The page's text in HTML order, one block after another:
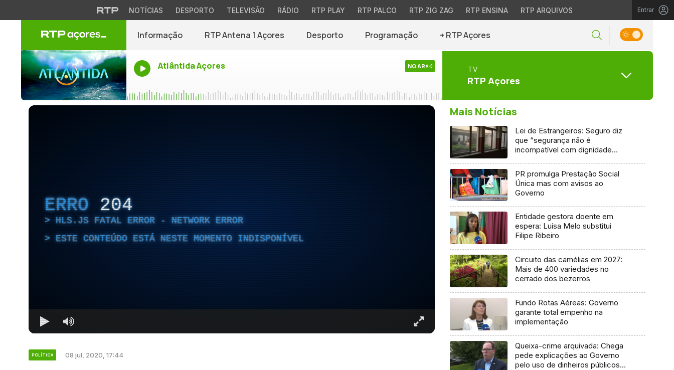
NOTÍCIAS DESPORTO TELEVISÃO RÁDIO RTP PLAY RTP PALCO RTP ZIG ZAG RTP ENSINA RTP ARQUIVOS Entrar
Informação RTP Antena 1 Açores Desporto Programação + RTP Açores
Atlântida Açores NO AR TV
RTP Açores
ERRO 204
HLS.JS FATAL ERROR - NETWORK ERROR
ESTE CONTEÚDO ESTÁ NESTE MOMENTO INDISPONÍVEL
POLÍTICA 08 jul, 2020, 17:44
Mais Notícias
Lei de Estrangeiros: Seguro diz
que “segurança não é
incompatível com dignidade
PR promulga Prestação Social
Única mas com avisos ao
Governo
Entidade gestora doente em
espera: Luísa Melo substitui
Filipe Ribeiro
Circuito das camélias em 2027:
Mais de 400 variedades no
cerrado dos bezerros
Fundo Rotas Aéreas: Governo
garante total empenho na
implementação
Queixa-crime arquivada: Chega
pede explicações ao Governo
pelo uso de dinheiros públicos